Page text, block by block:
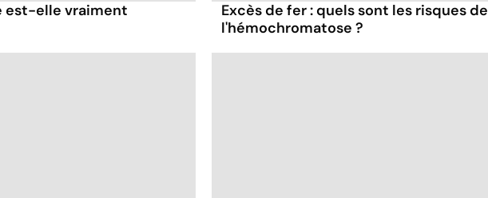
est-elle vraiment
Excès de fer : quels sont les risques de
l'hémochromatose ?